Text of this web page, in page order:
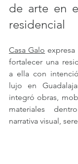
de arte en
residencial
Casa Galo
fortalecer una
a ella con
lujo en
integró obras,
materiales
narrativa visual,